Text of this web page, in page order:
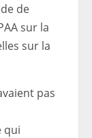
de
sur la
sur la
pas
qui